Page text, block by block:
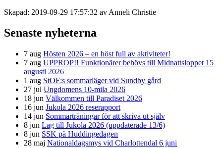
Skapad: 2019-09-29 17:57:32 av Anneli Christie
Senaste nyheterna
7 aug Hösten 2026 – en höst full av aktiviteter!
7 aug UPPROP!! Funktionärer behövs till Midnattsloppet 15
augusti 2026
1 aug StOF:s sommarläger vid Sundby gård
27 jul Ungdomens 10-mila 2026
18 jun Välkommen till Paradiset 2026
16 jun Jukola 2026 reserapport
14 jun Sommarträningar för att skriva ut själv
8 jun Lag till Jukola 2026 (uppdaterade 13/6)
8 jun SSK på Huddingedagen
28 maj Nationaldagsmys vid Charlottendal 6 juni